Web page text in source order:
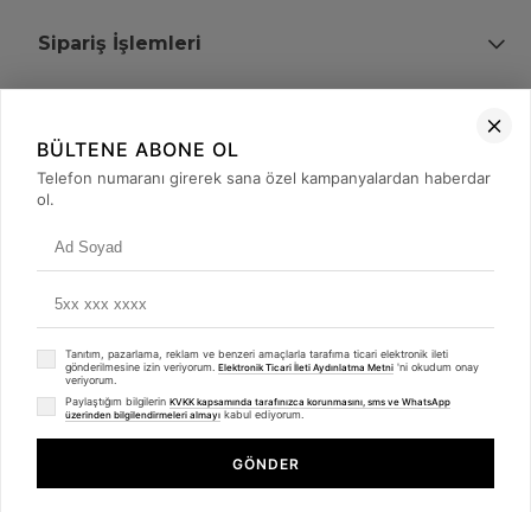
Sipariş İşlemleri
+90 (850) 473 08 08
© 2008 - 2026merterelektronik.com
- Tüm Hakları Saklıdır. Kredi kartı bilgileriniz 256bit SSL sertifikası ile
Whatsapp
BÜLTENE ABONE OL
Telefon numaranı girerek sana özel kampanyalardan haberdar
ol.
Tanıtım, pazarlama, reklam ve benzeri amaçlarla tarafıma ticari elektronik ileti
gönderilmesine izin veriyorum. Elektronik Ticari İleti Aydınlatma Metni 'ni okudum onay
veriyorum.
Paylaştığım bilgilerin KVKK kapsamında tarafınızca korunmasını, sms ve WhatsApp
üzerinden bilgilendirmeleri almayı kabul ediyorum.
GÖNDER